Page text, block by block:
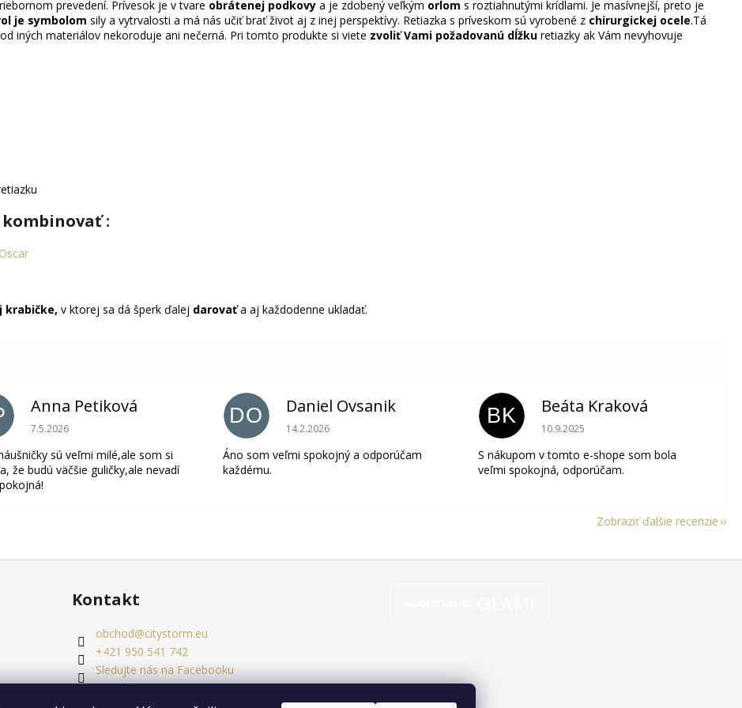
prevedení. Prívesok je v tvare obrátenej podkovy a je zdobený veľkým orlom s roztiahnutými krídlami. Je masívnejší, preto je
je symbolom sily a vytrvalosti a má nás učiť brať život aj z inej perspektívy. Retiazka s príveskom sú vyrobené z chirurgickej ocele.Tá
iných materiálov nekoroduje ani nečerná. Pri tomto produkte si viete zvoliť Vami požadovanú dĺžku retiazky ak Vám nevyhovuje
:
krabičke, v ktorej sa dá šperk ďalej darovaťa aj každodenne ukladať.
Anna Petiková
Hodnotenie obchodu je 5 z 5 hviezdičiek.
7.5.2026
sú veľmi milé,ale som si
že budú väčšie guličky,ale nevadí
DO Daniel Ovsanik
Hodnotenie obchodu je 5 z 5 hviezdičiek.
14.2.2026
Áno som veľmi spokojný a odporúčam
každému.
BK Beáta Kraková
Hodnotenie obchodu je 5 z 5
10.9.2025
S nákupom v tomto e-shope som bola
veľmi spokojná, odporúčam.
Zobraziť ďalšie recenzie
Kontakt
obchod@citystorm.eu
+421 950 541 742
Sledujte nás na Facebooku
citystorm.eu